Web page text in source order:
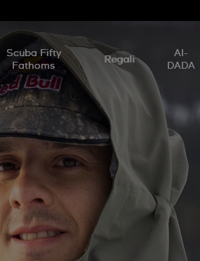
Scuba Fifty
Fathoms
Regali
AI-
DADA